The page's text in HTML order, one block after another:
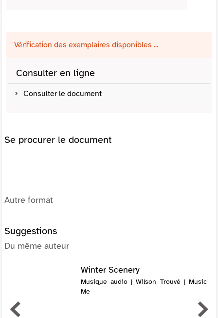
Vérification des exemplaires disponibles ...
Consulter en ligne
Consulter le document
Se procurer le document
Autre format
Suggestions
Du même auteur
Winter Scenery
Musique audio | Wilson Trouvé | Music
Me